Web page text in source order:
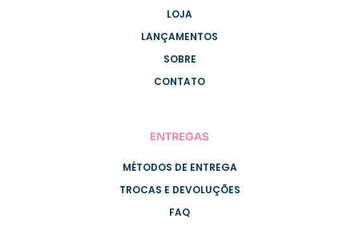
LOJA
LANÇAMENTOS
SOBRE
CONTATO
ENTREGAS
MÉTODOS DE ENTREGA
TROCAS E DEVOLUÇÕES
FAQ